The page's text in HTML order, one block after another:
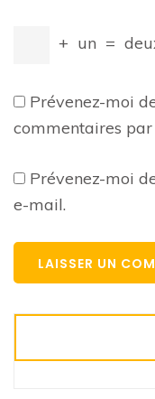
+ un =
Prévenez-moi
commentaires
Prévenez-moi
e-mail.